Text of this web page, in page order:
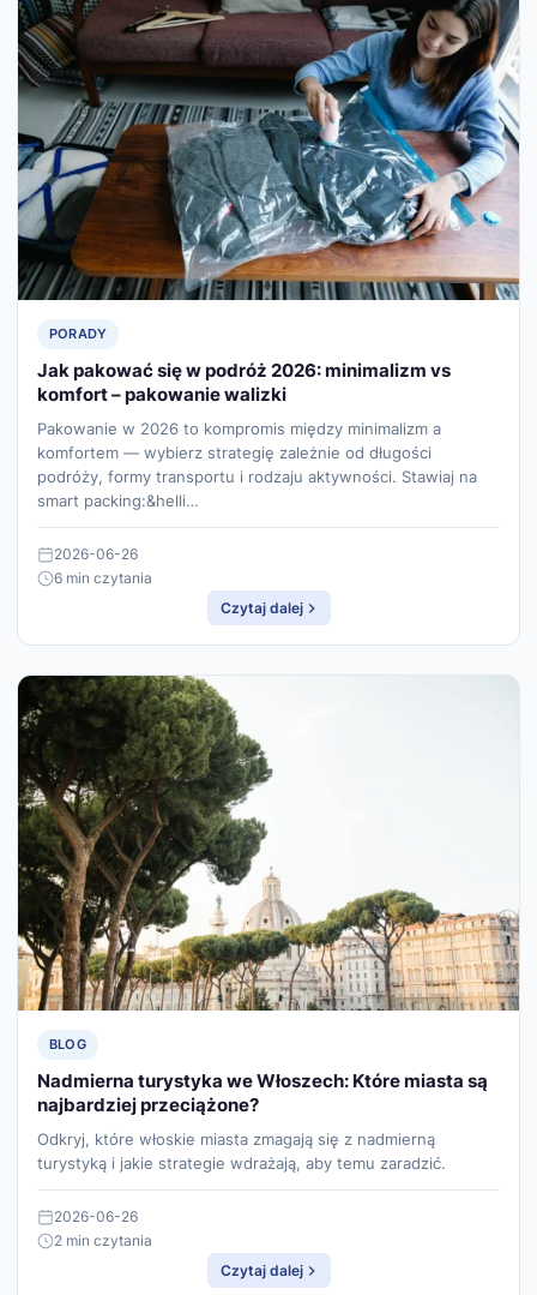
PORADY
Jak pakować się w podróż 2026: minimalizm vs
komfort – pakowanie walizki
Pakowanie w 2026 to kompromis między minimalizm a
komfortem — wybierz strategię zależnie od długości
podróży, formy transportu i rodzaju aktywności. Stawiaj na
smart packing:&helli…
2026-06-26
6 min czytania
Czytaj dalej
BLOG
Nadmierna turystyka we Włoszech: Które miasta są
najbardziej przeciążone?
Odkryj, które włoskie miasta zmagają się z nadmierną
turystyką i jakie strategie wdrażają, aby temu zaradzić.
2026-06-26
2 min czytania
Czytaj dalej